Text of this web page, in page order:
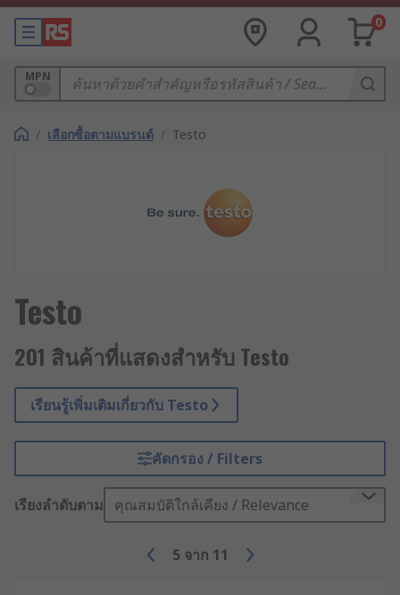
0
MPN
/ เลือกซื้อตามแบรนด์ / Testo
Testo
201 สินค้าที่แสดงสำหรับ Testo
เรียนรู้เพิ่มเติมเกี่ยวกับ Testo
คัดกรอง / Filters
เรียงลำดับตาม คุณสมบัติใกล้เคียง / Relevance
5 จาก 11